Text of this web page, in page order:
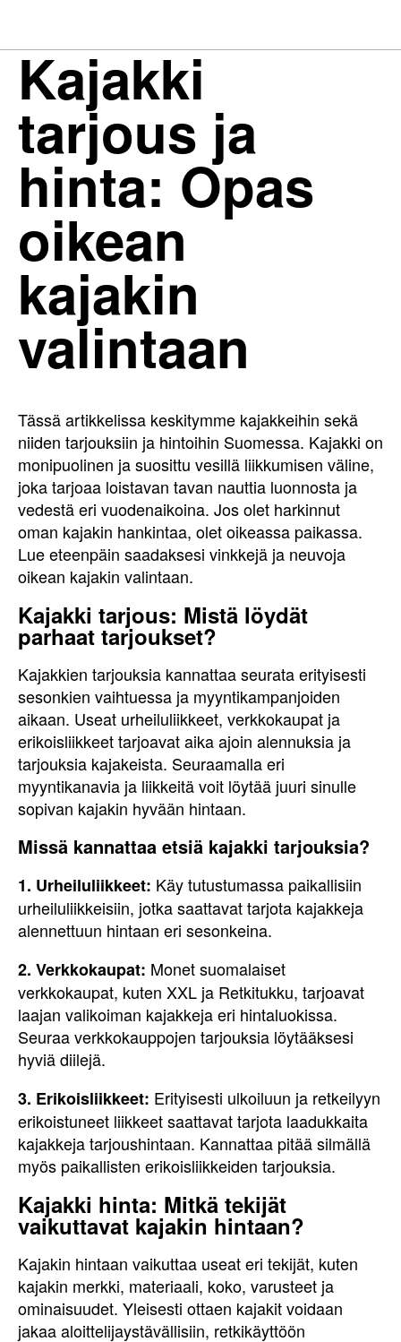
Kajakki
tarjous ja
hinta: Opas
oikean
kajakin
valintaan
Tässä artikkelissa keskitymme kajakkeihin sekä
niiden tarjouksiin ja hintoihin Suomessa. Kajakki on
monipuolinen ja suosittu vesillä liikkumisen väline,
joka tarjoaa loistavan tavan nauttia luonnosta ja
vedestä eri vuodenaikoina. Jos olet harkinnut
oman kajakin hankintaa, olet oikeassa paikassa.
Lue eteenpäin saadaksesi vinkkejä ja neuvoja
oikean kajakin valintaan.
Kajakki tarjous: Mistä löydät
parhaat tarjoukset?
Kajakkien tarjouksia kannattaa seurata erityisesti
sesonkien vaihtuessa ja myyntikampanjoiden
aikaan. Useat urheiluliikkeet, verkkokaupat ja
erikoisliikkeet tarjoavat aika ajoin alennuksia ja
tarjouksia kajakeista. Seuraamalla eri
myyntikanavia ja liikkeitä voit löytää juuri sinulle
sopivan kajakin hyvään hintaan.
Missä kannattaa etsiä kajakki tarjouksia?
1. Urheiluliikkeet: Käy tutustumassa paikallisiin
urheiluliikkeisiin, jotka saattavat tarjota kajakkeja
alennettuun hintaan eri sesonkeina.
2. Verkkokaupat: Monet suomalaiset
verkkokaupat, kuten XXL ja Retkitukku, tarjoavat
laajan valikoiman kajakkeja eri hintaluokissa.
Seuraa verkkokauppojen tarjouksia löytääksesi
hyviä diilejä.
3. Erikoisliikkeet: Erityisesti ulkoiluun ja retkeilyyn
erikoistuneet liikkeet saattavat tarjota laadukkaita
kajakkeja tarjoushintaan. Kannattaa pitää silmällä
myös paikallisten erikoisliikkeiden tarjouksia.
Kajakki hinta: Mitkä tekijät
vaikuttavat kajakin hintaan?
Kajakin hintaan vaikuttaa useat eri tekijät, kuten
kajakin merkki, materiaali, koko, varusteet ja
ominaisuudet. Yleisesti ottaen kajakit voidaan
jakaa aloittelijaystävällisiin, retkikäyttöön